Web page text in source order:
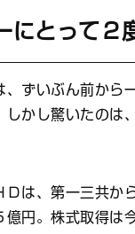
にとって２
ずいぶん前から
しかし驚いたのは
は、第一三共か
億円。株式取得は